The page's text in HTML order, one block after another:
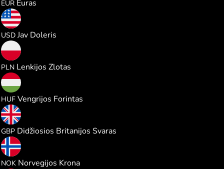
EUR Euras
USD Jav Doleris
PLN Lenkijos Zlotas
HUF Vengrijos Forintas
GBP Didžiosios Britanijos Svaras
NOK Norvegijos Krona